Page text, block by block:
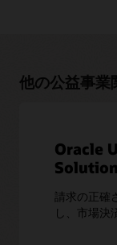
他の公益事業
Oracle
Solution
請求の正確
し、市場決